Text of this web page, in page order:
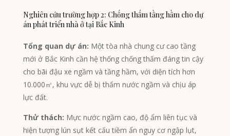
Nghiên cứu trường hợp 2: Chống thấm tầng hầm cho dự
án phát triển nhà ở tại Bắc Kinh
Tổng quan dự án: Một tòa nhà chung cư cao tầng
mới ở Bắc Kinh cần hệ thống chống thấm đáng tin cậy
cho bãi đậu xe ngầm và tầng hầm, với diện tích hơn
10.000㎡, khu vực dễ bị thấm nước ngầm và chịu áp
lực đất.
Thử thách: Mực nước ngầm cao, độ ẩm liên tục và
hiện tượng lún sụt kết cấu tiềm ẩn nguy cơ ngập lụt,
Icelandic
Galician
Swedish
Chinese
Spanish (Argentina)
Thai
Hebrew